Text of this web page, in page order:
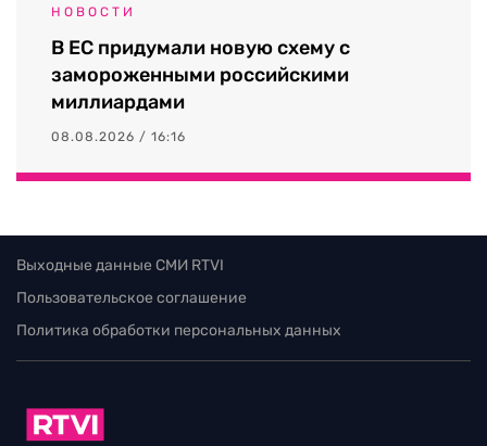
НОВОСТИ
В ЕС придумали новую схему с
замороженными российскими
миллиардами
08.08.2026 / 16:16
Выходные данные СМИ RTVI
Пользовательское соглашение
Политика обработки персональных данных